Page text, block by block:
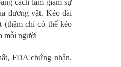
cách làm giảm sự
dương vật. Kéo dài
(thậm chí có thể kéo
mỗi người
FDA chứng nhận,